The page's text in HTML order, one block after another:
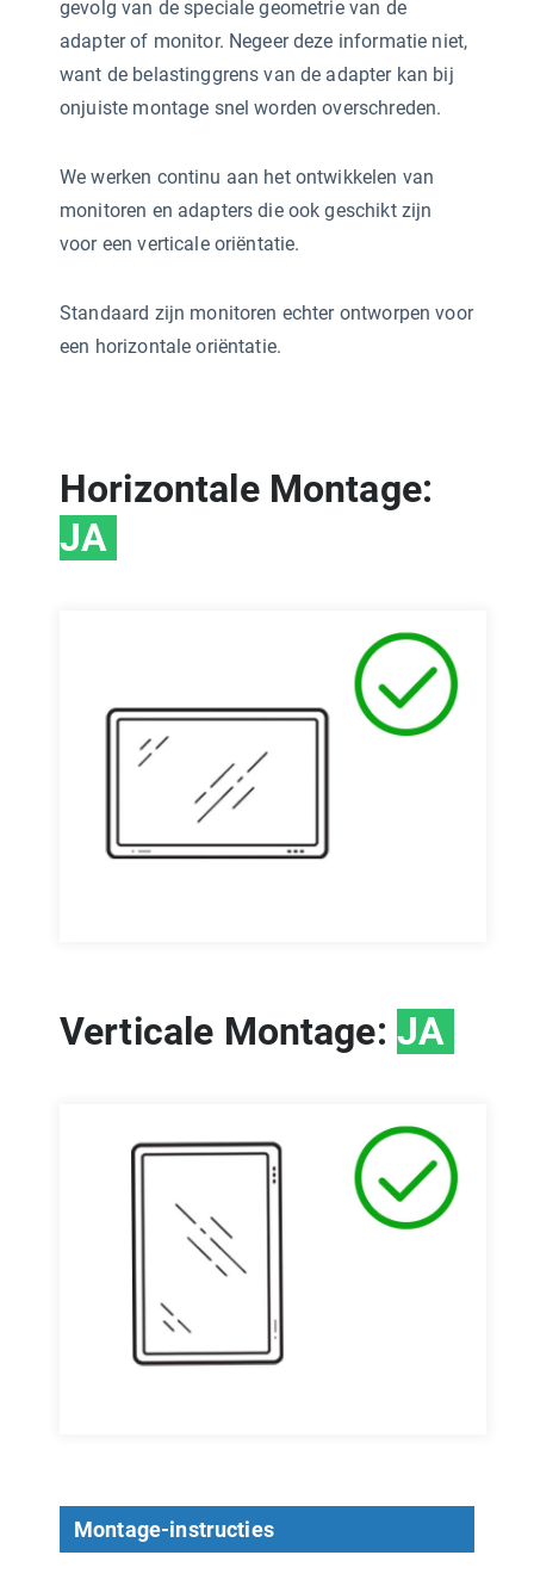
gevolg van de speciale geometrie van de
adapter of monitor. Negeer deze informatie niet,
want de belastinggrens van de adapter kan bij
onjuiste montage snel worden overschreden.
We werken continu aan het ontwikkelen van
monitoren en adapters die ook geschikt zijn
voor een verticale oriëntatie.
Standaard zijn monitoren echter ontworpen voor
een horizontale oriëntatie.
Horizontale Montage:
JA
Verticale Montage: JA
Montage-instructies